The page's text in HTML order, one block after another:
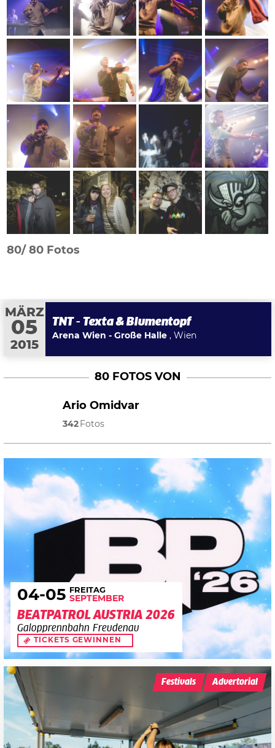
80/80 Fotos
MÄRZ
05
2015
TNT - Texta & Blumentopf
Arena Wien - Große Halle , Wien
80 FOTOS VON
Ario Omidvar
342 Fotos
04-05 FREITAG
SEPTEMBER
BEATPATROL AUSTRIA 2026
Galopprennbahn Freudenau
TICKETS GEWINNEN
Festivals Advertorial